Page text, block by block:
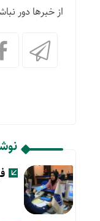
از خبرها دور